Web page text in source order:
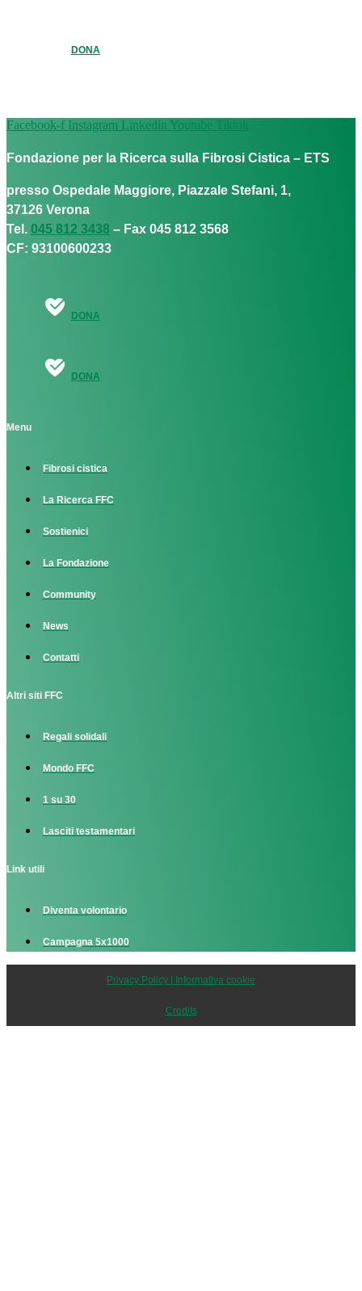
DONA
Facebook-f Instagram Linkedin Youtube Tiktok
Fondazione per la Ricerca sulla Fibrosi Cistica – ETS
presso Ospedale Maggiore, Piazzale Stefani, 1,
37126 Verona
Tel. 045 812 3438 – Fax 045 812 3568
CF: 93100600233
DONA
DONA
Menu
Fibrosi cistica
La Ricerca FFC
Sostienici
La Fondazione
Community
News
Contatti
Altri siti FFC
Regali solidali
Mondo FFC
1 su 30
Lasciti testamentari
Link utili
Diventa volontario
Campagna 5x1000
Privacy Policy | Informativa cookie
Credits